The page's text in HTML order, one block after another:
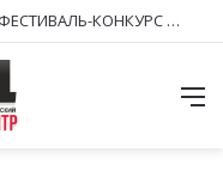
ЗАВЕРШИЛСЯ ПРИЁМ ЗАЯВОК НА ФЕСТИВАЛЬ-КОНКУРС «КИНОВЕРТИКАЛЬ 2026»